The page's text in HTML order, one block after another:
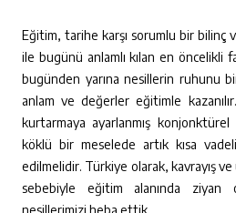
Eğitim, tarihe karşı sorumlu bir bilinç
ile bugünü anlamlı kılan en öncelikli
bugünden yarına nesillerin ruhunu
anlam ve değerler eğitimle
kurtarmaya ayarlanmış
köklü bir meselede artık kısa
edilmelidir. Türkiye olarak, kavrayış
sebebiyle eğitim alanında ziyan
nesillerimizi heba ettik.